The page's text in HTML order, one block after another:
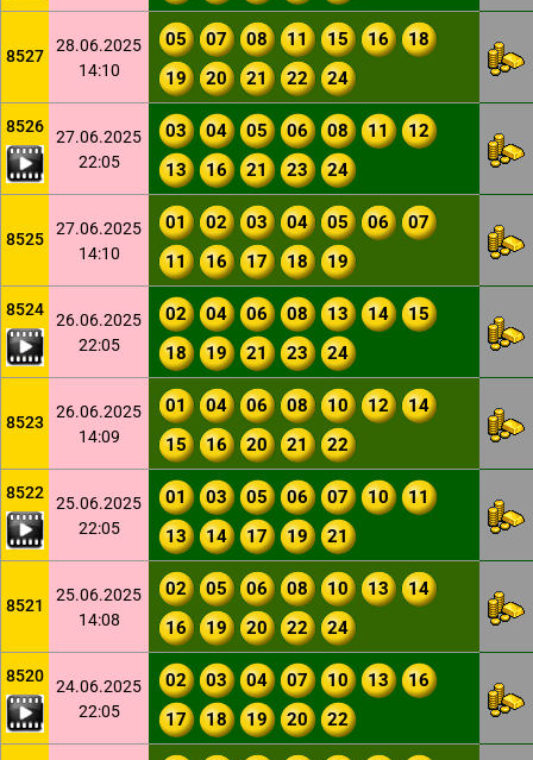
8527
28.06.2025
14:10
05 07 08 11 15 16
18
19
20 21 22 24
8526
27.06.2025
22:05
03 04 05 06 08 11
12
13
16 21 23 24
8525
27.06.2025
14:10
01 02 03 04 05 06
07
11
16 17 18 19
8524
26.06.2025
22:05
02 04 06 08 13 14
15
18
19 21 23 24
8523
26.06.2025
14:09
01 04 06 08 10 12
14
15
16 20 21 22
8522
25.06.2025
22:05
01 03 05 06 07 10
11
13
14 17 19 21
8521
25.06.2025
14:08
02 05 06 08 10 13
14
16
19 20 22 24
8520
24.06.2025
22:05
02 03 04 07 10 13
16
17
18 19 20 22